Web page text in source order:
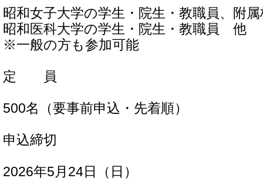
昭和女子大学の学生・院生・教職員、附
昭和医科大学の学生・院生・教職員 他
※一般の方も参加可能
定 員
500名（要事前申込・先着順）
申込締切
2026年5月24日（日）